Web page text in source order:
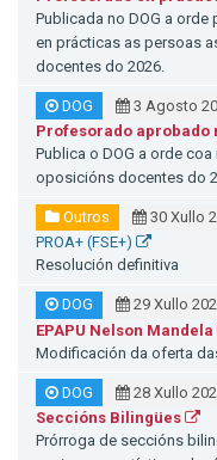
Publicada no DOG a
en prácticas as persoas
docentes do 2026.
DOG
3 Agosto
Profesorado aprobado
Publica o DOG a orde
oposicións docentes do
Outros
30 Xullo
PROA+ (FSE+)
Resolución definitiva
DOG
29 Xullo
EPAPU Nelson Mandela
Modificación da oferta
DOG
28 Xullo
Seccións Bilingües
Prórroga de seccións